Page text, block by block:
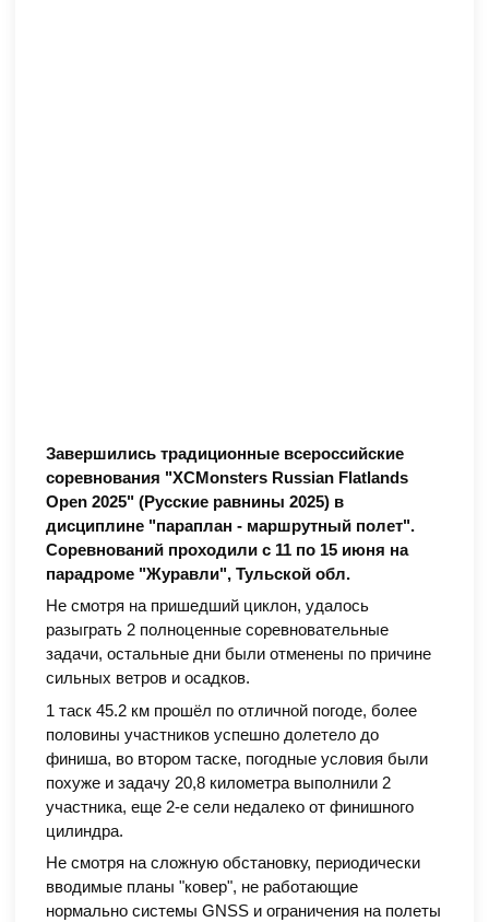
Завершились традиционные всероссийские
соревнования "XCMonsters Russian Flatlands
Open 2025" (Русские равнины 2025) в
дисциплине "параплан - маршрутный полет".
Соревнований проходили с 11 по 15 июня на
парадроме "Журавли", Тульской обл.
Не смотря на пришедший циклон, удалось
разыграть 2 полноценные соревновательные
задачи, остальные дни были отменены по причине
сильных ветров и осадков.
1 таск 45.2 км прошёл по отличной погоде, более
половины участников успешно долетело до
финиша, во втором таске, погодные условия были
похуже и задачу 20,8 километра выполнили 2
участника, еще 2-е сели недалеко от финишного
цилиндра.
Не смотря на сложную обстановку, периодически
вводимые планы "ковер", не работающие
нормально системы GNSS и ограничения на полеты